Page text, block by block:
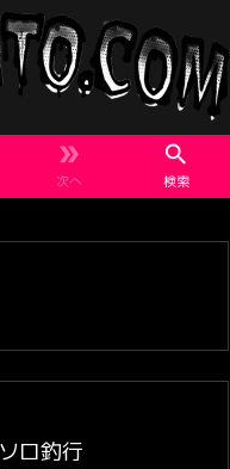

次へ

検索
ロ釣行